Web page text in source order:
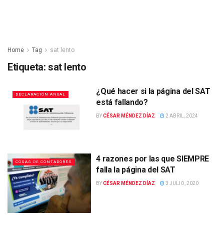
Home Tag sat lento
Etiqueta: sat lento
DECLARACIÓN ANUAL
¿Qué hacer si la página del SAT
está fallando?
BYCÉSAR MÉNDEZ DÍAZ 2 ABRIL, 2024
COSAS DE CONTADORES
4 razones por las que SIEMPRE
falla la página del SAT
BYCÉSAR MÉNDEZ DÍAZ 3 JULIO, 2020